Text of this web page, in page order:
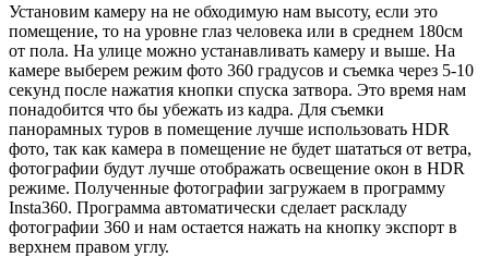
Установим камеру на не обходимую нам высоту, если это
помещение, то на уровне глаз человека или в среднем 180см
от пола. На улице можно устанавливать камеру и выше. На
камере выберем режим фото 360 градусов и съемка через 5-10
секунд после нажатия кнопки спуска затвора. Это время нам
понадобится что бы убежать из кадра. Для съемки
панорамных туров в помещение лучше использовать HDR
фото, так как камера в помещение не будет шататься от ветра,
фотографии будут лучше отображать освещение окон в HDR
режиме. Полученные фотографии загружаем в программу
Insta360. Программа автоматически сделает раскладу
фотографии 360 и нам остается нажать на кнопку экспорт в
верхнем правом углу.